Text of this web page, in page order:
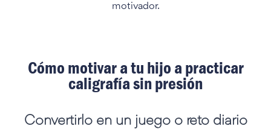
motivador.
Cómo motivar a tu hijo a practicar
caligrafía sin presión
Convertirlo en un juego o reto diario